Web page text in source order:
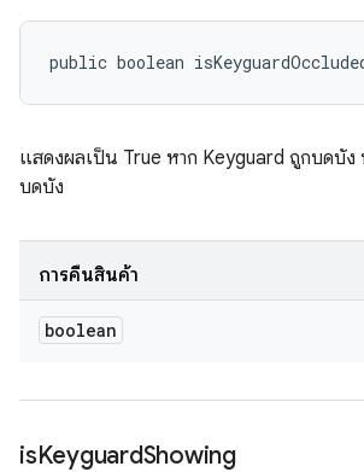
public boolean
แสดงผลเป็น True หาก Keyguard ถูกบดบัง
บดบัง
การคืนสินค้า
boolean
isKeyguardShowing